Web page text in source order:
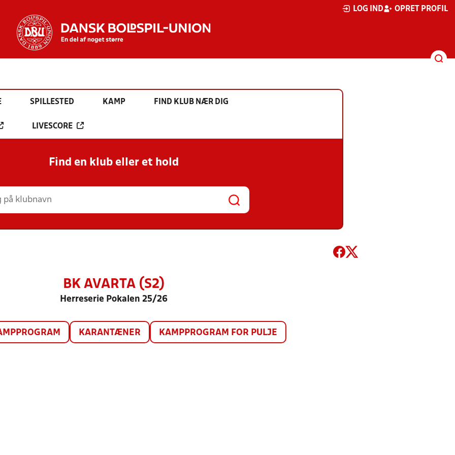
LOG IND OPRET PROFIL
SPILLESTED KAMP FIND KLUB NÆR DIG
LIVESCORE
Find en klub eller et hold
BK AVARTA (S2)
Herreserie Pokalen 25/26
KARANTÆNER KAMPPROGRAM FOR PULJE